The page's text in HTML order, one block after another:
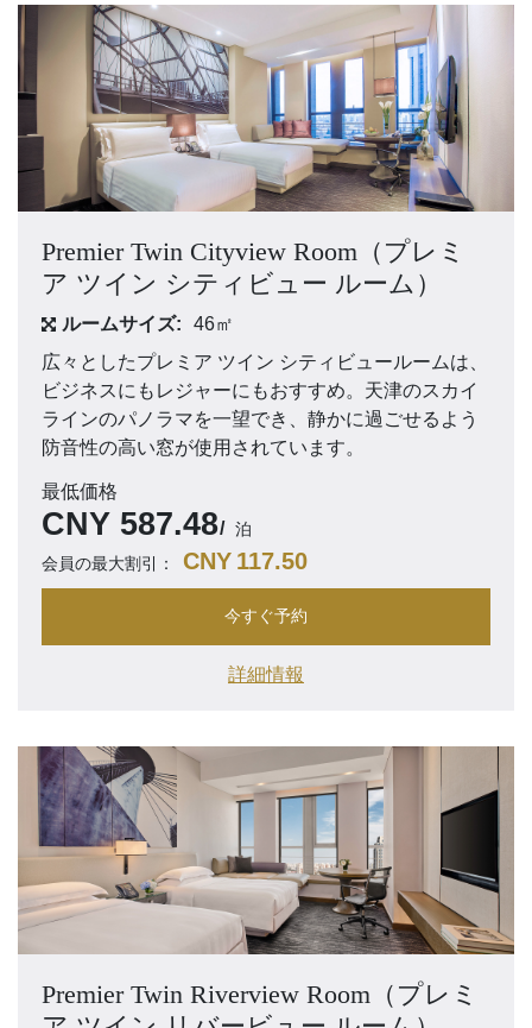
Premier Twin Cityview Room（プレミ
ア ツイン シティビュー ルーム）
ルームサイズ:
46㎡
広々としたプレミア ツイン シティビュールームは、
ビジネスにもレジャーにもおすすめ。天津のスカイ
ラインのパノラマを一望でき、静かに過ごせるよう
防音性の高い窓が使用されています。
最低価格
CNY 587.48
泊
会員の最大割引：
CNY 117.50
今すぐ予約
詳細情報
Premier Twin Riverview Room（プレミ